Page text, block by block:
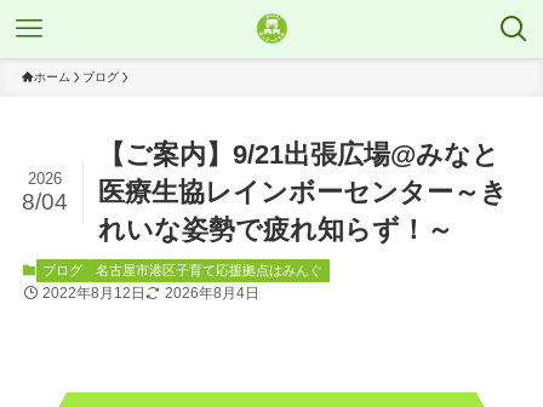
ホーム ブログ
【ご案内】9/21出張広場@みなと
医療生協レインボーセンター～き
れいな姿勢で疲れ知らず！～
2026
8/04
ブログ 名古屋市港区子育て応援拠点はみんぐ
2022年8月12日 2026年8月4日